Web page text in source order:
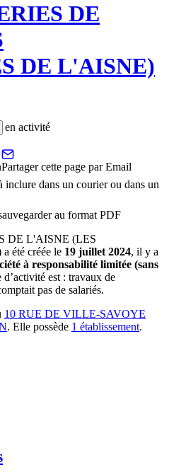
DE
DE L'AISNE)
en activité
Partager cette page par Email
inclure dans un courier ou dans un
au format PDF
DE L'AISNE (LES
a été créée le 19 juillet 2024, il y a
à responsabilité limitée (sans
est : travaux de
pas de salariés.
10 RUE DE VILLE-SAVOYE
. Elle possède 1 établissement.